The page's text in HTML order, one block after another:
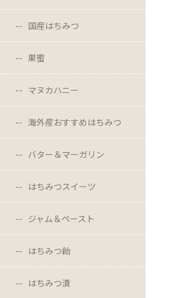
国産はちみつ
巣蜜
マヌカハニー
海外産おすすめはちみつ
バター＆マーガリン
はちみつスイーツ
ジャム＆ペースト
はちみつ飴
はちみつ漬